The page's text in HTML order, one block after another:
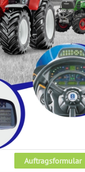
Auftragsformular